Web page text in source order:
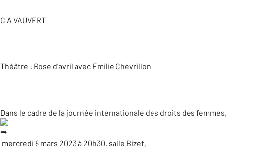
C A VAUVERT
Théâtre : Rose d’avril avec Émilie Chevrillon
Dans le cadre de la journée internationale des droits des femmes,
mercredi 8 mars 2023 à 20h30, salle Bizet.